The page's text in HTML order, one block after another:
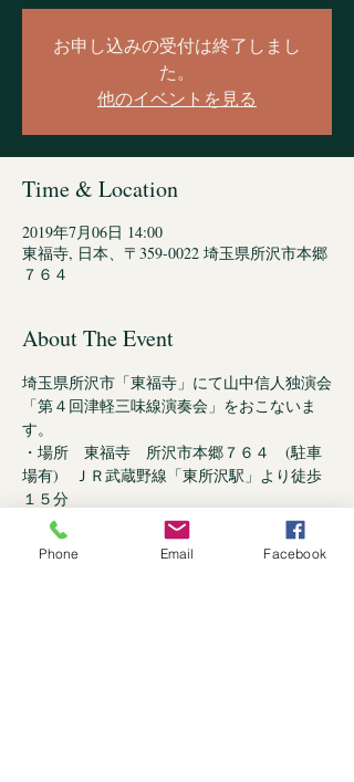
お申し込みの受付は終了しまし
た。
他のイベントを見る
Time & Location
2019年7月06日 14:00
東福寺, 日本、〒359-0022 埼玉県所沢市本郷
７６４
About The Event
埼玉県所沢市「東福寺」にて山中信人独演会
「第４回津軽三味線演奏会」をおこないま
す。
・場所　東福寺　所沢市本郷７６４　(駐車
場有)　ＪＲ武蔵野線「東所沢駅」より徒歩
１５分
・時間　１４時開場　１４時３０分開演
・料金　３０００円
Phone Email Facebook